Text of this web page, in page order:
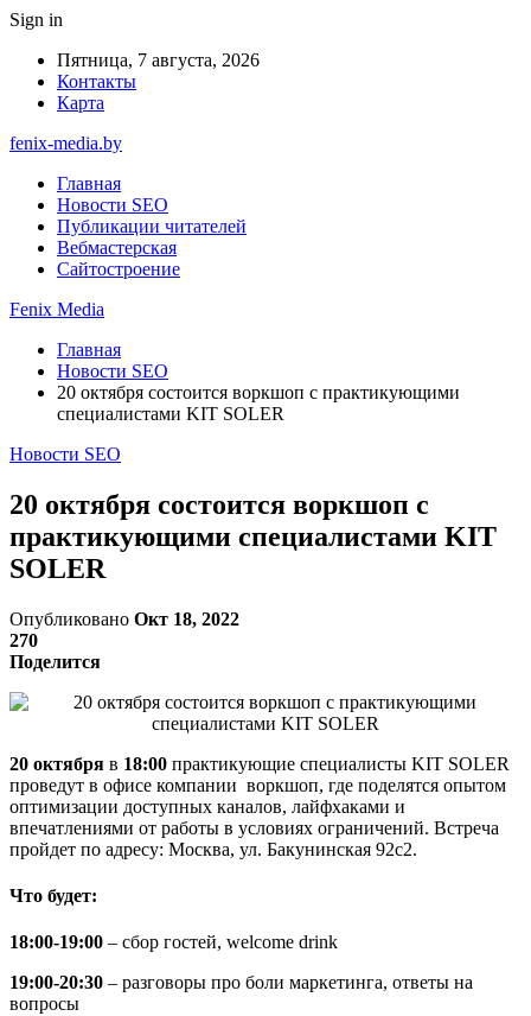
Sign in
Пятница, 7 августа, 2026
Контакты
Карта
fenix-media.by
Главная
Новости SEO
Публикации читателей
Вебмастерская
Сайтостроение
Fenix Media
Главная
Новости SEO
20 октября состоится воркшоп с практикующими
специалистами KIT SOLER
Новости SEO
20 октября состоится воркшоп с
практикующими специалистами KIT
SOLER
Опубликовано Окт 18, 2022
270
Поделится
20 октября в 18:00 практикующие специалисты KIT SOLER
проведут в офисе компании воркшоп, где поделятся опытом
оптимизации доступных каналов, лайфхаками и
впечатлениями от работы в условиях ограничений. Встреча
пройдет по адресу: Москва, ул. Бакунинская 92с2.
Что будет:
18:00-19:00 – сбор гостей, welcome drink
19:00-20:30 – разговоры про боли маркетинга, ответы на
вопросы